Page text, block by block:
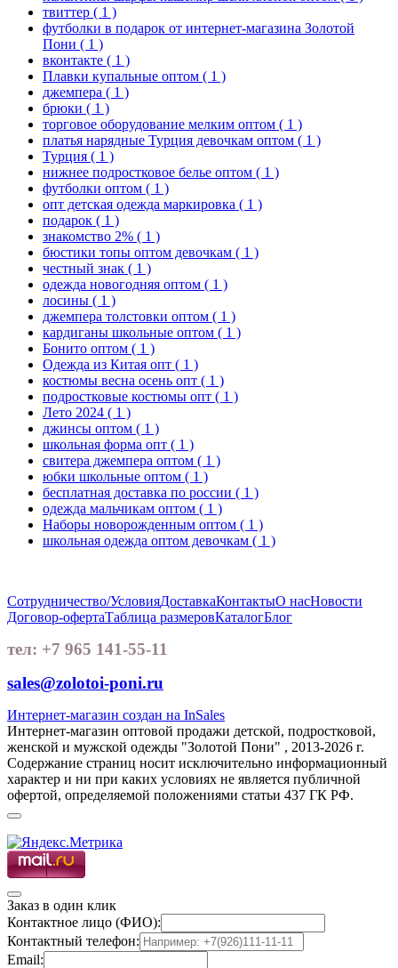
твиттер ( 1 )
футболки в подарок от интернет-магазина Золотой
Пони ( 1 )
вконтакте ( 1 )
Плавки купальные оптом ( 1 )
джемпера ( 1 )
брюки ( 1 )
торговое оборудование мелким оптом ( 1 )
платья нарядные Турция девочкам оптом ( 1 )
Турция ( 1 )
нижнее подростковое белье оптом ( 1 )
футболки оптом ( 1 )
опт детская одежда маркировка ( 1 )
подарок ( 1 )
знакомство 2% ( 1 )
бюстики топы оптом девочкам ( 1 )
честный знак ( 1 )
одежда новогодняя оптом ( 1 )
лосины ( 1 )
джемпера толстовки оптом ( 1 )
кардиганы школьные оптом ( 1 )
Бонито оптом ( 1 )
Одежда из Китая опт ( 1 )
костюмы весна осень опт ( 1 )
подростковые костюмы опт ( 1 )
Лето 2024 ( 1 )
джинсы оптом ( 1 )
школьная форма опт ( 1 )
свитера джемпера оптом ( 1 )
юбки школьные оптом ( 1 )
бесплатная доставка по россии ( 1 )
одежда мальчикам оптом ( 1 )
Наборы новорожденным оптом ( 1 )
школьная одежда оптом девочкам ( 1 )
Сотрудничество/УсловияДоставкаКонтактыО насНовости
Договор-офертаТаблица размеровКаталогБлог
тел: +7 965 141-55-11
sales@zolotoi-poni.ru
Интернет-магазин создан на InSales
Интернет-магазин оптовой продажи детской, подростковой,
женской и мужской одежды "Золотой Пони" , 2013-2026 г.
Содержание страниц носит исключительно информационный
характер и ни при каких условиях не является публичной
офертой, определяемой положениями статьи 437 ГК РФ.
Заказ в один клик
Контактное лицо (ФИО):
Контактный телефон:
Email: